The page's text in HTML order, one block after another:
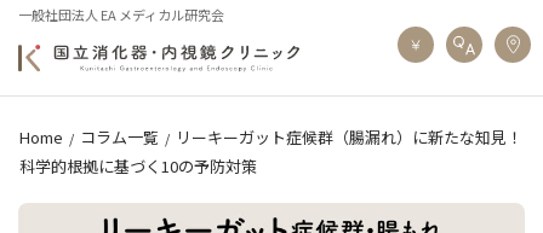
一般社団法人 EA メディカル研究会
Home コラム一覧
リーキーガット症候群（腸漏れ）に新たな知見！
科学的根拠に基づく10の予防対策